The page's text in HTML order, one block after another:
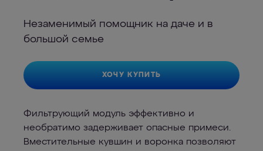
Незаменимый помощник на даче и в
большой семье
ХОЧУ КУПИТЬ
Фильтрующий модуль эффективно и
необратимо задерживает опасные примеси.
Вместительные кувшин и воронка позволяют